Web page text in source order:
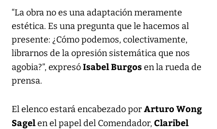
“La obra no es una adaptación meramente
estética. Es una pregunta que le hacemos al
presente: ¿Cómo podemos, colectivamente,
librarnos de la opresión sistemática que nos
agobia?”, expresóIsabel Burgosen la rueda de
prensa.
El elenco estará encabezado porArturo Wong
Sagelen el papel del Comendador, Claribel